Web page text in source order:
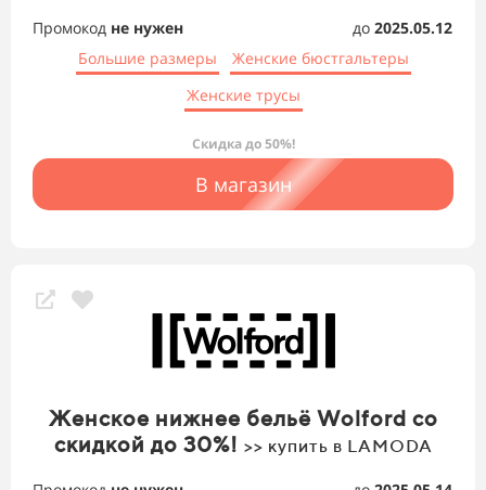
Промокод не нужен до 2025.05.12
Большие размеры
Женские бюстгальтеры
Женские трусы
Скидка до 50%!
В магазин
Женское нижнее бельё Wolford со
скидкой до 30%! >> купить в LAMODA